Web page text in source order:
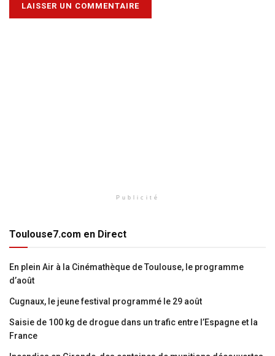
Publicité
Toulouse7.com en Direct
En plein Air à la Cinémathèque de Toulouse, le programme
d’août
Cugnaux, le jeune festival programmé le 29 août
Saisie de 100 kg de drogue dans un trafic entre l’Espagne et la
France